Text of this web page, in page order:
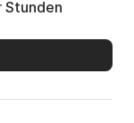
Stunden